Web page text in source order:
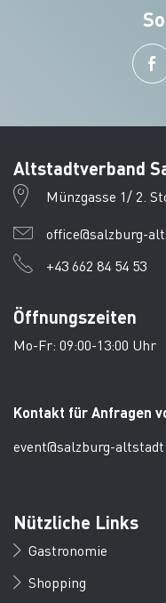
Altstadtverband
Münzgasse 1/ 2.
office@salzburg-
+43 662 84 54 53
Öffnungszeiten
Mo-Fr: 09:00-13:00 Uhr
Kontakt für Anfragen
event@salzburg-
Nützliche Links
Gastronomie
Shopping